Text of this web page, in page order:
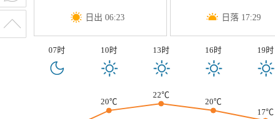
日出 06:23 日落 17:29
07时 10时 13时 16时 19时
20℃
22℃
20℃
17℃